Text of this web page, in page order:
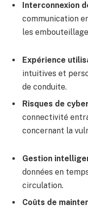
Interconnexion
communication
les
Expérience
intuitives et
de conduite.
Risques de
connectivité
concernant la
Gestion
données en
circulation.
Coûts de